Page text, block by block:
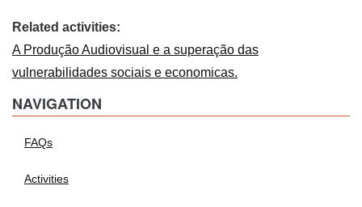
Related activities:
A Produção Audiovisual e a superação das
vulnerabilidades sociais e economicas.
NAVIGATION
FAQs
Activities